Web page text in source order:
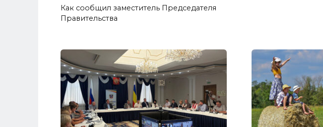
Как сообщил заместитель Председателя
Правительства